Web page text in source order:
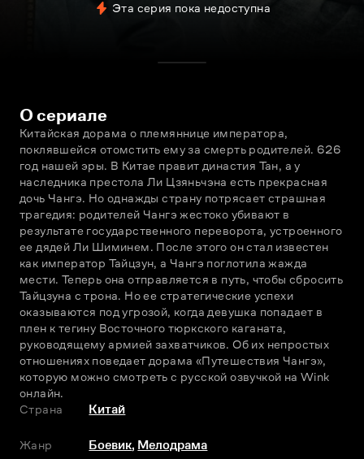
Эта серия пока недоступна
О сериале
Китайская дорама о племяннице императора,
поклявшейся отомстить ему за смерть родителей. 626
год нашей эры. В Китае правит династия Тан, а у
наследника престола Ли Цзяньчэна есть прекрасная
дочь Чангэ. Но однажды страну потрясает страшная
трагедия: родителей Чангэ жестоко убивают в
результате государственного переворота, устроенного
ее дядей Ли Шиминем. После этого он стал известен
как император Тайцзун, а Чангэ поглотила жажда
мести. Теперь она отправляется в путь, чтобы сбросить
Тайцзуна с трона. Но ее стратегические успехи
оказываются под угрозой, когда девушка попадает в
плен к тегину Восточного тюркского каганата,
руководящему армией захватчиков. Об их непростых
отношениях поведает дорама «Путешествия Чангэ»,
которую можно смотреть с русской озвучкой на Wink
онлайн.
Страна
Китай
Жанр Боевик, Мелодрама